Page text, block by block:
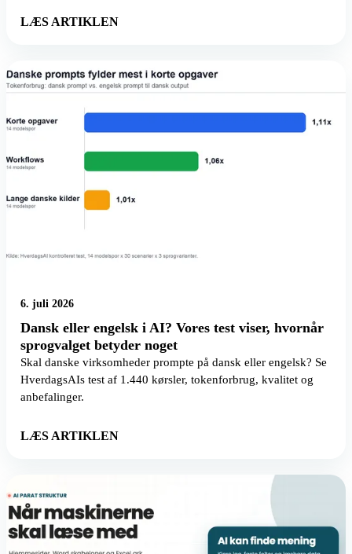
LÆS ARTIKLEN
6. juli 2026
Dansk eller engelsk i AI? Vores test viser, hvornår
sprogvalget betyder noget
Skal danske virksomheder prompte på dansk eller engelsk? Se
HverdagsAIs test af 1.440 kørsler, tokenforbrug, kvalitet og
anbefalinger.
LÆS ARTIKLEN